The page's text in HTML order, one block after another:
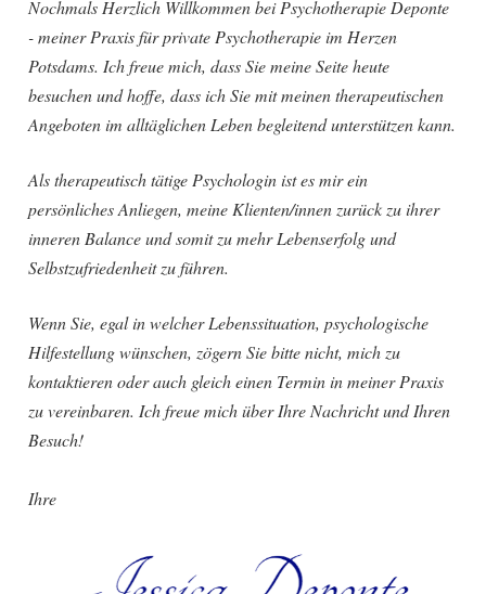
Nochmals Herzlich Willkommen bei Psychotherapie Deponte
- meiner Praxis für private Psychotherapie im Herzen
Potsdams. Ich freue mich, dass Sie meine Seite heute
besuchen und hoffe, dass ich Sie mit meinen therapeutischen
Angeboten im alltäglichen Leben begleitend unterstützen kann.
Als therapeutisch tätige Psychologin ist es mir ein
persönliches Anliegen, meine Klienten/innen zurück zu ihrer
inneren Balance und somit zu mehr Lebenserfolg und
Selbstzufriedenheit zu führen.
Wenn Sie, egal in welcher Lebenssituation, psychologische
Hilfestellung wünschen, zögern Sie bitte nicht, mich zu
kontaktieren oder auch gleich einen Termin in meiner Praxis
zu vereinbaren. Ich freue mich über Ihre Nachricht und Ihren
Besuch!
Ihre